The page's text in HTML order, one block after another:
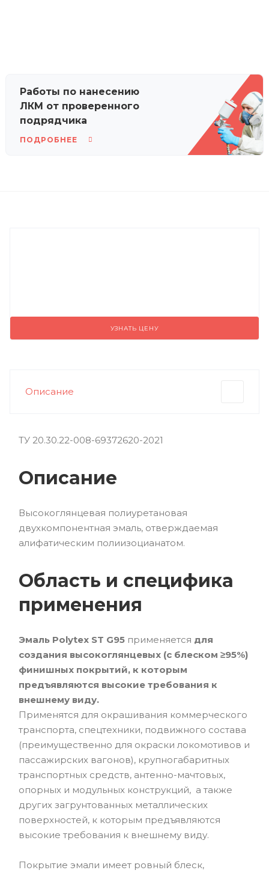
Работы по нанесению
ЛКМ от проверенного
подрядчика
ПОДРОБНЕЕ
УЗНАТЬ ЦЕНУ
Описание
ТУ 20.30.22-008-69372620-2021
Описание
Высокоглянцевая полиуретановая
двухкомпонентная эмаль, отверждаемая
алифатическим полиизоцианатом.
Область и специфика
применения
Эмаль Polytex ST G95 применяется для
создания высокоглянцевых (с блеском ≥95%)
финишных покрытий, к которым
предъявляются высокие требования к
внешнему виду.
Применятся для окрашивания коммерческого
транспорта, спецтехники, подвижного состава
(преимущественно для окраски локомотивов и
пассажирских вагонов), крупногабаритных
транспортных средств, антенно-мачтовых,
опорных и модульных конструкций, а также
других загрунтованных металлических
поверхностей, к которым предъявляются
высокие требования к внешнему виду.
Покрытие эмали имеет ровный блеск,